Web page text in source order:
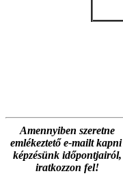
Amennyiben szeretne
emlékeztető e-mailt kapni
képzésünk időpontjairól,
iratkozzon fel!